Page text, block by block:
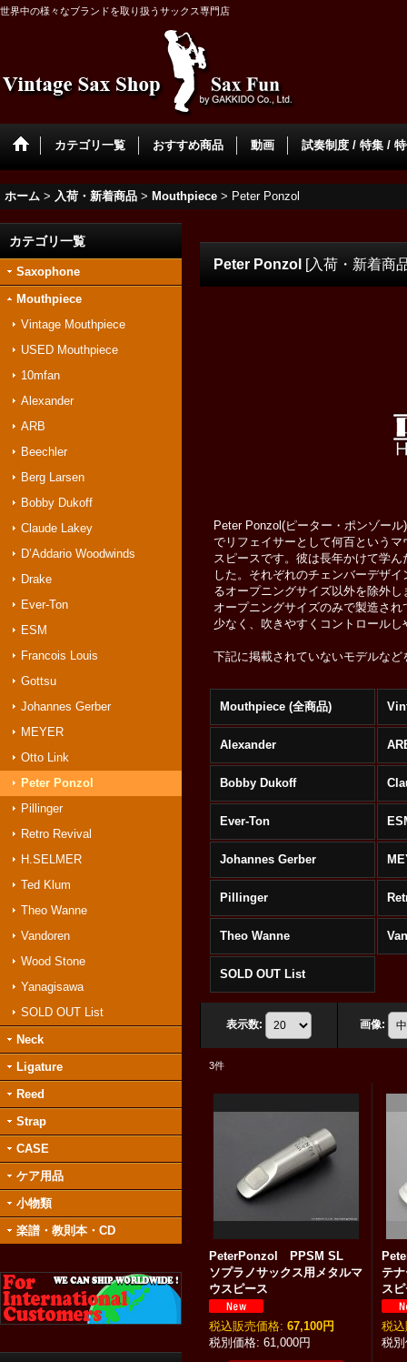
世界中の様々なブランドを取り扱うサックス専門店
カテゴリ一覧 おすすめ商品 動画 試奏制度 / 特集 /
ホーム > 入荷・新着商品 > Mouthpiece > Peter Ponzol
カテゴリ一覧
Saxophone
Mouthpiece
Vintage Mouthpiece
USED Mouthpiece
10mfan
Alexander
ARB
Beechler
Berg Larsen
Bobby Dukoff
Claude Lakey
D’Addario Woodwinds
Drake
Ever-Ton
ESM
Francois Louis
Gottsu
Johannes Gerber
MEYER
Otto Link
Peter Ponzol
Pillinger
Retro Revival
H.SELMER
Ted Klum
Theo Wanne
Vandoren
Wood Stone
Yanagisawa
SOLD OUT List
Neck
Ligature
Reed
Strap
CASE
ケア用品
小物類
楽譜・教則本・CD
Peter Ponzol [入荷・新着商
Peter Ponzol(ピーター・ポンゾー
でリフェイサーとして何百という
スピースです。彼は長年かけて学
した。それぞれのチェンバーデザ
るオープニングサイズ以外を除外
オープニングサイズのみで製造さ
少なく、吹きやすくコントロール
下記に掲載されていないモデルな
Mouthpiece (全商品)
Alexander
Bobby Dukoff
Ever-Ton
Johannes Gerber
Pillinger
Theo Wanne
SOLD OUT List
表示数: 画像:
3件
PeterPonzol PPSM SL
ソプラノサックス用メタルマ
ウスピース
61,000円
税込 : 67,100円
テ
ス
税込